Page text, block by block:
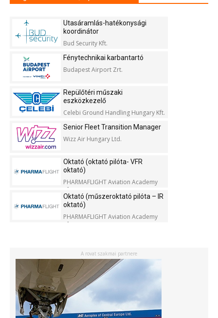
Utasáramlás-hatékonysági
koordinátor
Bud Security Kft.
Fénytechnikai karbantartó
Budapest Airport Zrt.
Repülőtéri műszaki
eszközkezelő
Celebi Ground Handling Hungary Kft.
Senior Fleet Transition Manager
Wizz Air Hungary Ltd.
Oktató (oktató pilóta- VFR
oktató)
PHARMAFLIGHT Aviation Academy
Kft.
Oktató (műszeroktató pilóta – IR
oktató)
PHARMAFLIGHT Aviation Academy
Kft.
A rovat szakmai partnere